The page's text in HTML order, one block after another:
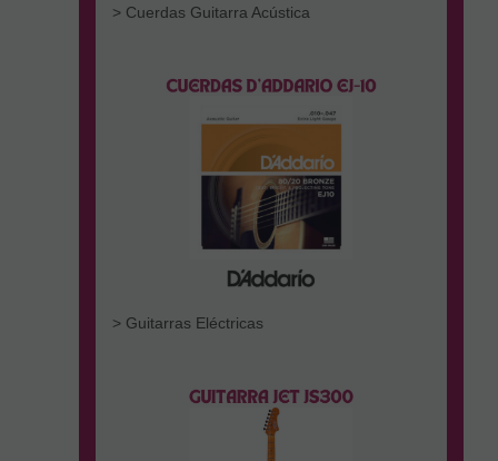
> Cuerdas Guitarra Acústica
> Guitarras Eléctricas